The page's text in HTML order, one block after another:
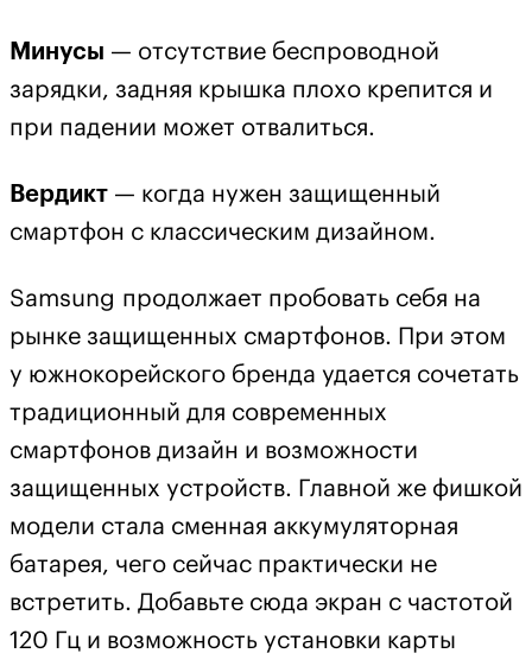
Минусы — отсутствие беспроводной
зарядки, задняя крышка плохо крепится и
при падении может отвалиться.
Вердикт — когда нужен защищенный
смартфон с классическим дизайном.
Samsung продолжает пробовать себя на
рынке защищенных смартфонов. При этом
у южнокорейского бренда удается сочетать
традиционный для современных
смартфонов дизайн и возможности
защищенных устройств. Главной же фишкой
модели стала сменная аккумуляторная
батарея, чего сейчас практически не
встретить. Добавьте сюда экран с частотой
120 Гц и возможность установки карты